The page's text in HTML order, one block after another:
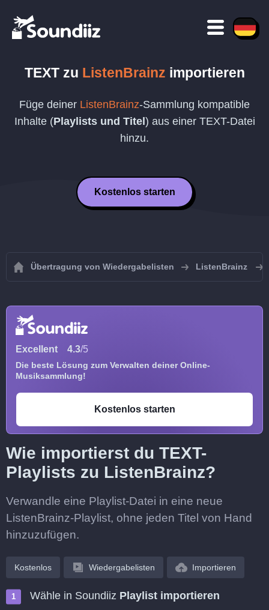
TEXTzu ListenBrainz importieren
Füge deiner ListenBrainz-Sammlung kompatible
Inhalte (Playlists und Titel ) aus einer TEXT-Datei
hinzu.
Kostenlos starten
Übertragung von Wiedergabelisten ListenBrainz
Excellent 4.3/5
Die beste Lösung zum Verwalten deiner Online-
Musiksammlung!
Kostenlos starten
Wie importierst du TEXT-
Playlists zu ListenBrainz?
Verwandle eine Playlist-Datei in eine neue
ListenBrainz-Playlist, ohne jeden Titel von Hand
hinzuzufügen.
Kostenlos Wiedergabelisten Importieren
Wähle in Soundiiz Playlist importieren